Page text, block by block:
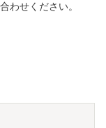
わせください。